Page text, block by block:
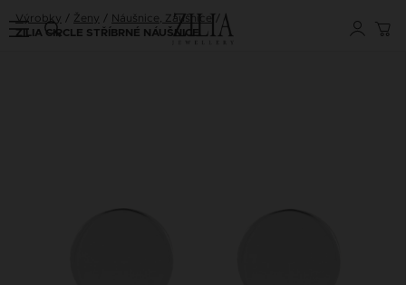
Výrobky Ženy Náušnice, Záušnice
ZILIA CIRCLE STŘÍBRNÉ NÁUŠNICE